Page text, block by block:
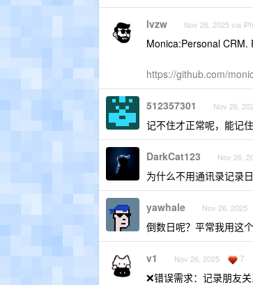
lvzw Nov 26, 2025 via
Monica:Personal
https://github.com/
512357301 Nov 26,
记不住才正常呢，能记
DarkCat123 Nov 26,
为什么不用通讯录记录
yawhale Nov 26, 2025
倒数日呢？平常我用这
v1 Nov 26, 2025 7
❌错误需求：记录朋友